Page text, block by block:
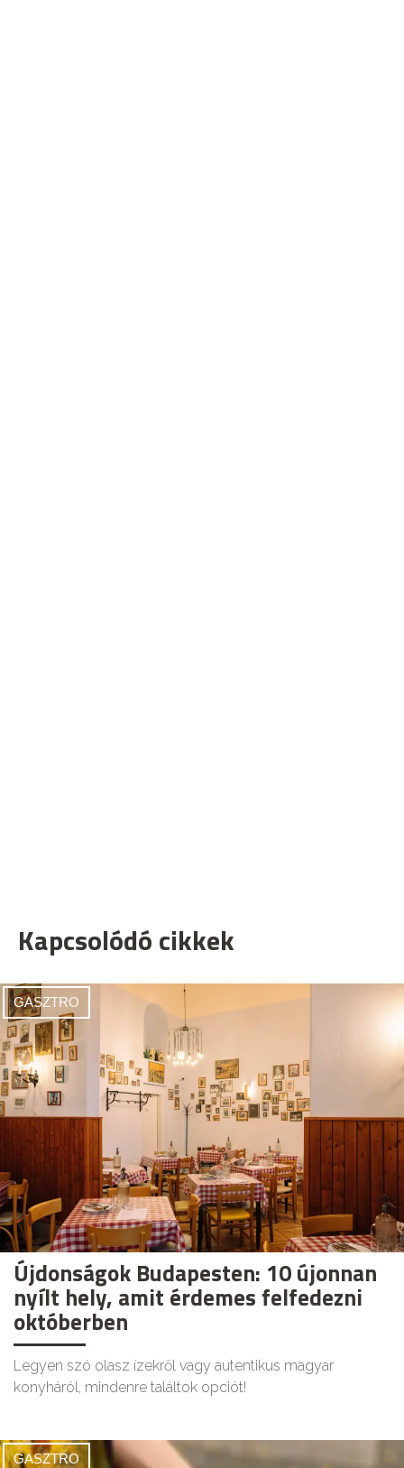
Kapcsolódó cikkek
GASZTRO
Újdonságok Budapesten: 10 újonnan
nyílt hely, amit érdemes felfedezni
októberben
Legyen szó olasz ízekről vagy autentikus magyar
konyháról, mindenre találtok opciót!
GASZTRO